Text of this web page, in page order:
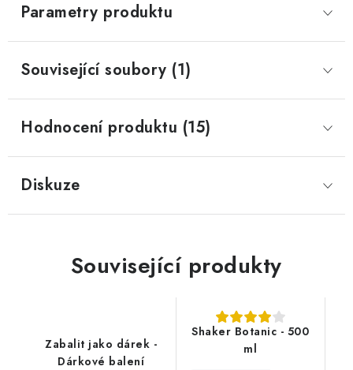
Parametry produktu
Související soubory (1)
Hodnocení produktu (15)
Diskuze
Související produkty
Zabalit jako dárek -
Dárkové balení
Shaker Botanic - 500
ml